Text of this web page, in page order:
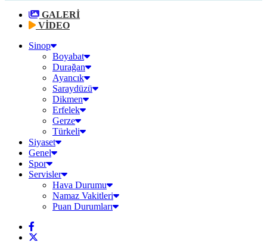
GALERİ
VİDEO
Sinop
Boyabat
Durağan
Ayancık
Saraydüzü
Dikmen
Erfelek
Gerze
Türkeli
Siyaset
Genel
Spor
Servisler
Hava Durumu
Namaz Vakitleri
Puan Durumları